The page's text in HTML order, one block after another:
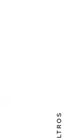
FILTROS